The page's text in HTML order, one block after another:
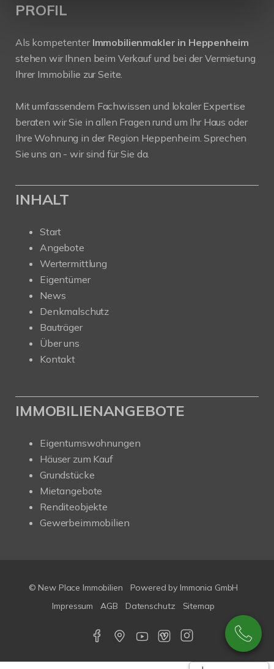
PROFIL
Als kompetenter Immobilienmakler in Heppenheim
stehen wir Ihnen beim Verkauf und bei der Vermietung
Ihrer Immobilie zur Seite.
Mit umfassendem Fachwissen und lokaler Expertise
beraten wir Sie in allen Fragen rund um Ihr Haus oder
Ihre Wohnung in der Region Heppenheim. Sprechen
Sie uns an - wir sind für Sie da.
INHALT
Start
Angebote
Wertermittlung
Eigentümer
News
Denkmalschutz
Bauträger
Über uns
Kontakt
IMMOBILIENANGEBOTE
Eigentumswohnungen
Häuser zum Kauf
Grundstücke
Mietangebote
Renditeobjekte
Gewerbeimmobilien
© New Place Immobilien
Powered by Immonia GmbH
Impressum
AGB Datenschutz Sitemap